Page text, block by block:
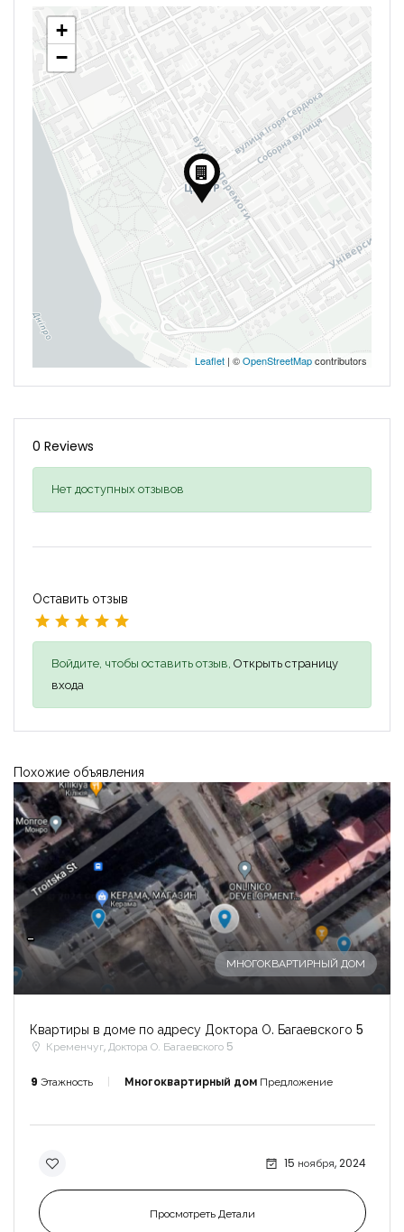
+
−
Leaflet | ©OpenStreetMapcontributors
0 Reviews
Нет доступных отзывов
Оставить отзыв
Войдите, чтобы оставить отзыв, Открыть страницу
входа
Похожие объявления
-
МНОГОКВАРТИРНЫЙ ДОМ
Квартиры в доме по адресу Доктора О. Багаевского 5
Кременчуг, Доктора О. Багаевского 5
9 Этажность Многоквартирный дом Предложение
15 ноября, 2024
Просмотреть Детали